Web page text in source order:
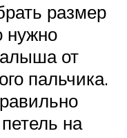
размер
нужно
от
пальчика.
на